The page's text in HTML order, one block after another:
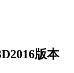
版本